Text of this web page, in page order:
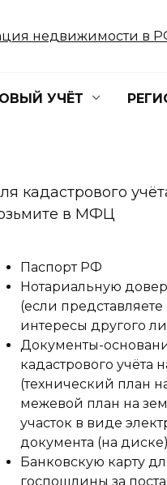
УЧЁТ
кадастрового
в МФЦ
Паспорт РФ
Нотариальную
(если представляете
интересы другого
Документы-
кадастрового учёта
(технический план
межевой план на
участок в виде
документа (на диске)
Банковскую карту
госпошлины за